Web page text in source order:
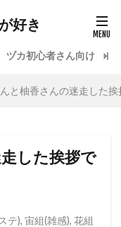
好き
ヅカ初心者さん向け
と柚香さんの迷走した挨
した挨拶で
テ), 宙組(雑感), 花組
雪組
星組
グラス
宝塚用語